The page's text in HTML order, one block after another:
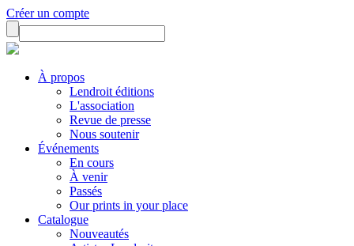
Créer un compte
À propos
Lendroit éditions
L'association
Revue de presse
Nous soutenir
Événements
En cours
À venir
Passés
Our prints in your place
Catalogue
Nouveautés